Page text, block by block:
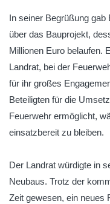
In seiner Begrüßung
über das Bauprojekt,
Millionen Euro belaufen.
Landrat, bei der
für ihr großes
Beteiligten für die
Feuerwehr ermöglicht,
einsatzbereit zu bleiben.
Der Landrat würdigte in
Neubaus. Trotz der
Zeit gewesen, ein neues